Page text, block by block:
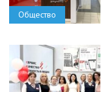
Общество